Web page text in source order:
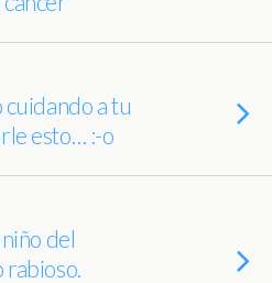
a tu
esto… :-o
del